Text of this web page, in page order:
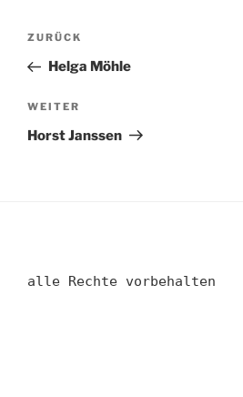
Beitragsnavigation
Vorheriger
Beitrag
ZURÜCK
Helga Möhle
Nächster
Beitrag
WEITER
Horst Janssen
alle Rechte vorbehalten